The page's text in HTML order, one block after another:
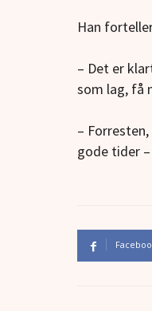
Han
– Det er
som lag, få
–
gode tider